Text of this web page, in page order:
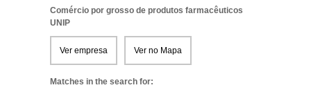
Comércio por grosso de produtos farmacêuticos
UNIP
Ver empresa Ver no Mapa
Matches in the search for: